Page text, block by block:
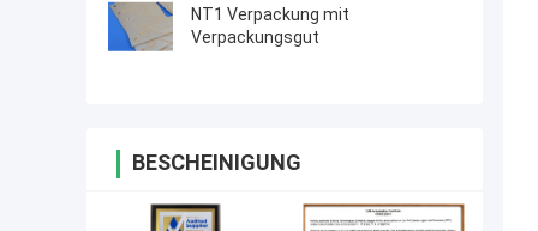
NT1 Verpackung mit
Verpackungsgut
BESCHEINIGUNG